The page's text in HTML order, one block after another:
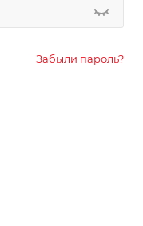
Забыли пароль?